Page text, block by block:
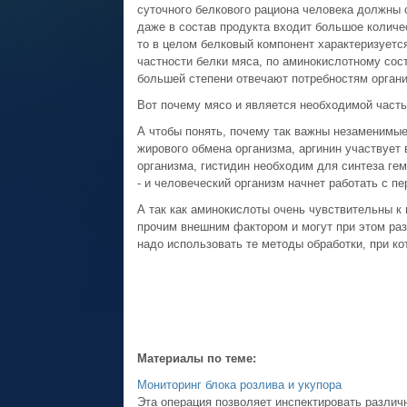
суточного белкового рациона человека
даже в состав продукта входит большое
то в целом белковый компонент
частности белки мяса, по аминокислотному
большей степени отвечают потребностям
Вот почему мясо и является необходимой
А чтобы понять, почему так важны
жирового обмена организма, аргинин
организма, гистидин необходим для синтеза
- и человеческий организм начнет работать с
А так как аминокислоты очень чувствительны
прочим внешним фактором и могут при этом
надо использовать те методы обработки, при
Материалы по теме:
Мониторинг блока розлива и укупора
Эта операция позволяет инспектировать